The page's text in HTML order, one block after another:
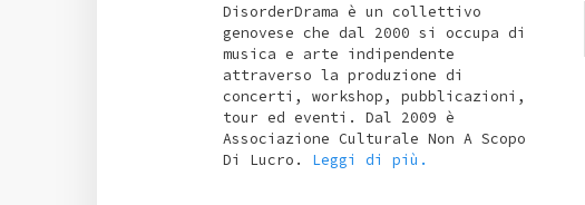
DisorderDrama è un collettivo
genovese che dal 2000 si occupa di
musica e arte indipendente
attraverso la produzione di
concerti, workshop, pubblicazioni,
tour ed eventi. Dal 2009 è
Associazione Culturale Non A Scopo
Di Lucro. Leggi di più.